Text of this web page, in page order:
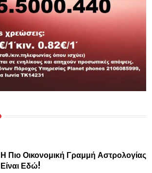
Η Πιο Οικονομική Γραμμή Αστρολογίας
Είναι Εδώ!